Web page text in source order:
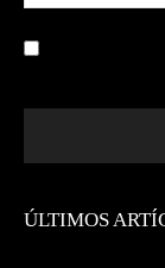
ÚLTIMOS